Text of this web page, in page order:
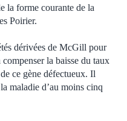
la forme courante de la
Poirier.
dérivées de McGill pour
la baisse du taux
ce gène défectueux. Il
maladie d’au moins cinq